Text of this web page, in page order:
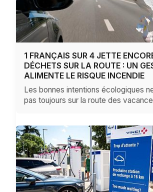
1 FRANÇAIS SUR 4 JETTE
DÉCHETS SUR LA ROUTE : UN
ALIMENTE LE RISQUE INCENDIE
Les bonnes intentions écologiques
pas toujours sur la route des